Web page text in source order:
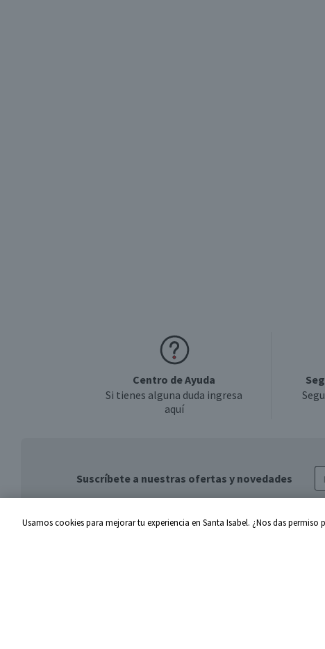
Centro de Ayuda
Si tienes alguna duda ingresa
aquí
Suscríbete a nuestras ofertas y novedades
Usamos cookies para mejorar tu experiencia en Santa Isabel. ¿Nos das permiso